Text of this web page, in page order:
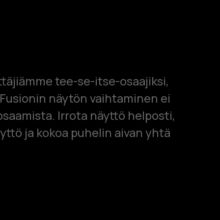
tee-se-itse-osaajiksi,
näytön vaihtaminen ei
Irrota näyttö helposti,
ja kokoa puhelin aivan yhtä